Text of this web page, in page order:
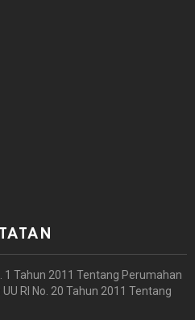
1 Tahun 2011 Tentang Perumahan
RI No. 20 Tahun 2011 Tentang